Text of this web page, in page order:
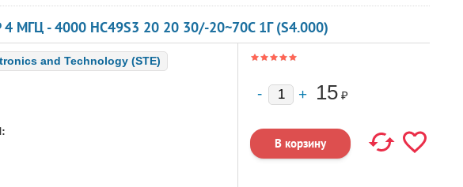
- 4000 HC49S3 20 20 30/-20~70C 1Г (S4.000)
and Technology (STE)
15 ₽